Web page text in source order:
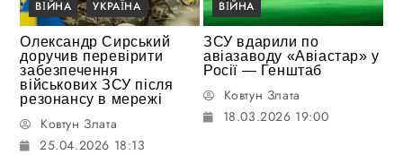
ВІЙНА УКРАЇНА
Олександр Сирський
доручив перевірити
забезпечення
військових ЗСУ після
резонансу в мережі
Ковтун Злата
25.04.2026 18:13
ВІЙНА
ЗСУ вдарили по
авіазаводу «Авіастар» у
Росії — Генштаб
Ковтун Злата
18.03.2026 19:00